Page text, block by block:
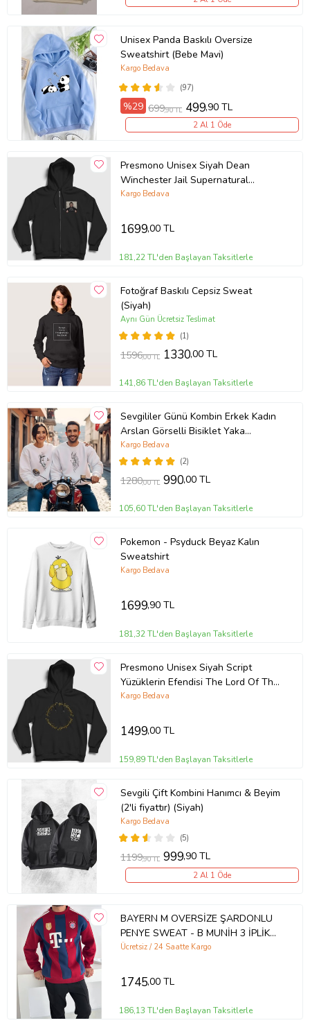
Unisex Panda Baskılı Oversize
Sweatshirt (Bebe Mavi)
(97)
Kargo Bedava
%29 699,90 TL 499,90 TL
2 Al 1 Öde
Presmono Unisex Siyah Dean
Winchester Jail Supernatural
Fermuarlı Kapüşonlu Sweatshirt
Kargo Bedava
1699,00 TL
181,22 TL'den Başlayan Taksitlerle
Fotoğraf Baskılı Cepsiz Sweat
(Siyah)
(1)
Aynı Gün Ücretsiz Teslimat
1596,00 TL 1330,00 TL
141,86 TL'den Başlayan Taksitlerle
Sevgililer Günü Kombin Erkek Kadın
Arslan Görselli Bisiklet Yaka
Sweatshirt 5017 (Beyaz)
(2)
Kargo Bedava
1280,00 TL 990,00 TL
105,60 TL'den Başlayan Taksitlerle
Pokemon - Psyduck Beyaz Kalın
Sweatshirt
Kargo Bedava
1699,90 TL
181,32 TL'den Başlayan Taksitlerle
Presmono Unisex Siyah Script
Yüzüklerin Efendisi The Lord Of The
Rings Kapüşonlu Sweatshirt
Kargo Bedava
1499,00 TL
159,89 TL'den Başlayan Taksitlerle
Sevgili Çift Kombini Hanımcı & Beyim
(2'li fiyattır) (Siyah)
(5)
Kargo Bedava
1199,90 TL 999,90 TL
2 Al 1 Öde
BAYERN M OVERSİZE ŞARDONLU
PENYE SWEAT - B MUNİH 3 İPLİK
ŞARDONLU SWEATSHIRT (Kırmızı)
Ücretsiz / 24 Saatte Kargo
1745,00 TL
186,13 TL'den Başlayan Taksitlerle